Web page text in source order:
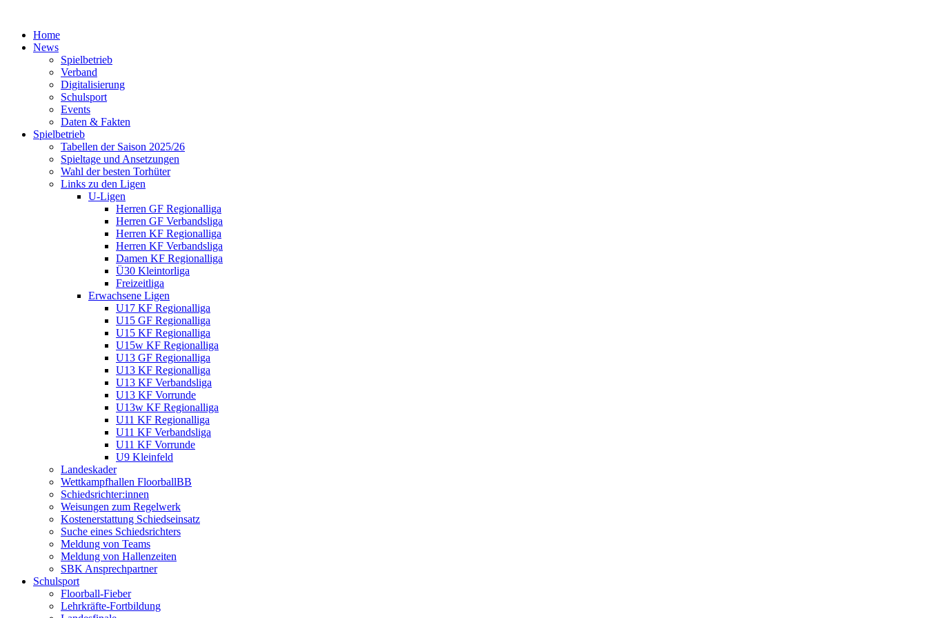
Home
News
Spielbetrieb
Verband
Digitalisierung
Schulsport
Events
Daten & Fakten
Spielbetrieb
Tabellen der Saison 2025/26
Spieltage und Ansetzungen
Wahl der besten Torhüter
Links zu den Ligen
U-Ligen
Herren GF Regionalliga
Herren GF Verbandsliga
Herren KF Regionalliga
Herren KF Verbandsliga
Damen KF Regionalliga
Ü30 Kleintorliga
Freizeitliga
Erwachsene Ligen
U17 KF Regionalliga
U15 GF Regionalliga
U15 KF Regionalliga
U15w KF Regionalliga
U13 GF Regionalliga
U13 KF Regionalliga
U13 KF Verbandsliga
U13 KF Vorrunde
U13w KF Regionalliga
U11 KF Regionalliga
U11 KF Verbandsliga
U11 KF Vorrunde
U9 Kleinfeld
Landeskader
Wettkampfhallen FloorballBB
Schiedsrichter:innen
Weisungen zum Regelwerk
Kostenerstattung Schiedseinsatz
Suche eines Schiedsrichters
Meldung von Teams
Meldung von Hallenzeiten
SBK Ansprechpartner
Schulsport
Floorball-Fieber
Lehrkräfte-Fortbildung